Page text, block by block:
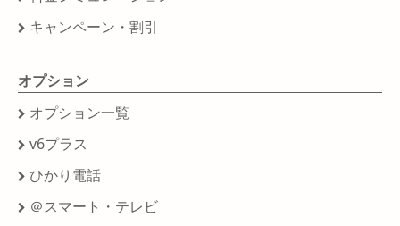
キャンペーン・割引
オプション
オプション一覧
v6プラス
ひかり電話
＠スマート・テレビ